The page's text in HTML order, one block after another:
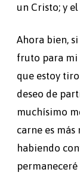
un Cristo; y
Ahora bien,
fruto para mi
que estoy
deseo de
muchísimo
carne es más
habiendo